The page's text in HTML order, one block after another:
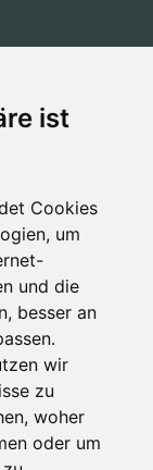
ist
Cookies
um
und die
besser an
wir
zu
woher
oder um